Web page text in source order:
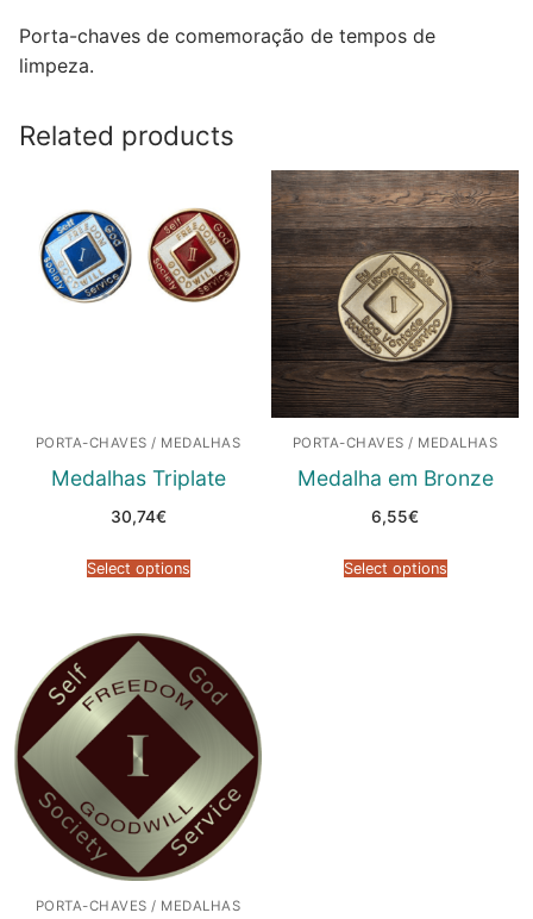
Porta-chaves de comemoração de tempos de
limpeza.
Related products
PORTA-CHAVES / MEDALHAS
Medalhas Triplate
30,74€
Select options
PORTA-CHAVES / MEDALHAS
Medalha em Bronze
6,55€
Select options
PORTA-CHAVES / MEDALHAS